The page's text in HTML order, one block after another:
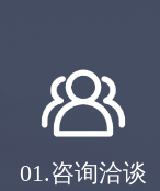
01.咨询洽谈